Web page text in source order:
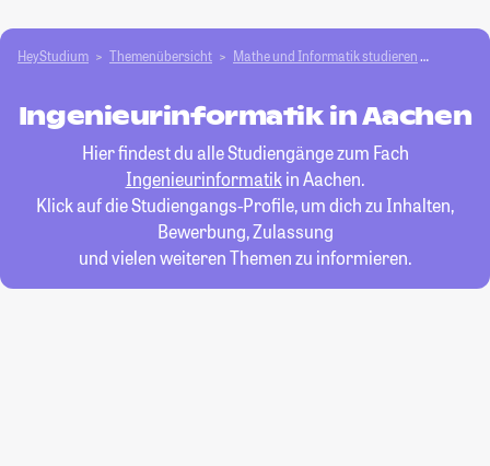
HeyStudium Themenübersicht Mathe und Informatik studieren
Ingenieurinformatik in Aachen
Hier findest du alle Studiengänge zum Fach
Ingenieurinformatikin Aachen.
Klick auf die Studiengangs-Profile, um dich zu Inhalten,
Bewerbung, Zulassung
und vielen weiteren Themen zu informieren.